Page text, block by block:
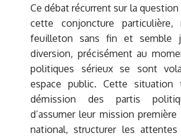
Ce débat récurrent sur la
cette conjoncture
feuilleton sans fin et semble
diversion, précisément au
politiques sérieux se sont
espace public. Cette situation
démission des partis
d’assumer leur mission
national, structurer les